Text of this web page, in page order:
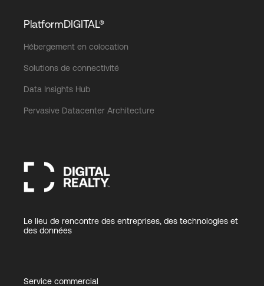
PlatformDIGITAL®
Hébergement en colocation
Solutions de connectivité
Data Insights Hub
Pervasive Datacenter Architecture
Le lieu de rencontre des entreprises, des technologies et
des données
Service commercial